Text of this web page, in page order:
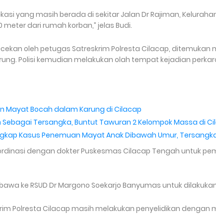
yang masih berada di sekitar Jalan Dr Rajiman,
dari rumah korban,” jelas Budi.
oleh petugas Satreskrim Polresta Cilacap, ditemukan
Polisi kemudian melakukan olah tempat kejadian
Mayat Bocah dalam Karung di Cilacap
Tersangka, Buntut Tawuran 2 Kelompok Massa di
Kasus Penemuan Mayat Anak Dibawah Umur,
dengan dokter Puskesmas Cilacap Tengah untuk
ke RSUD Dr Margono Soekarjo Banyumas untuk
Polresta Cilacap masih melakukan penyelidikan